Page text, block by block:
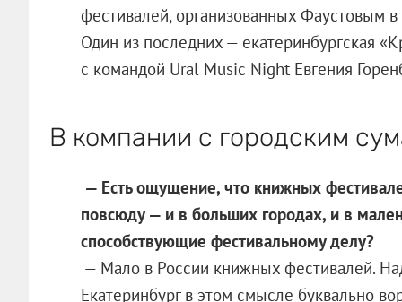
фестивалей, организованных Фаустовым
Один из последних — екатеринбургская
с командой Ural Music Night Евгения
В компании с городским
— Есть ощущение, что книжных
повсюду — и в больших городах, и в
способствующие фестивальному делу?
— Мало в России книжных фестивалей.
Екатеринбург в этом смысле буквально